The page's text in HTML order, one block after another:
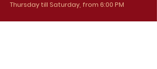
Thursday till Saturday, from 6:00 PM